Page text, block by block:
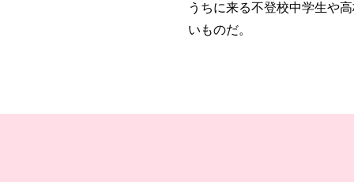
うちに来る不登校中学生や
いものだ。